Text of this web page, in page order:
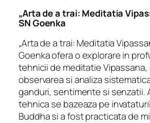
„Arta de a trai: Meditatia
SN Goenka
„Arta de a trai: Meditatia
Goenka ofera o explorare in
tehnicii de meditatie Vipassana,
observarea si analiza
ganduri, sentimente si senzatii.
tehnica se bazeaza pe
Buddha si a fost practicata de